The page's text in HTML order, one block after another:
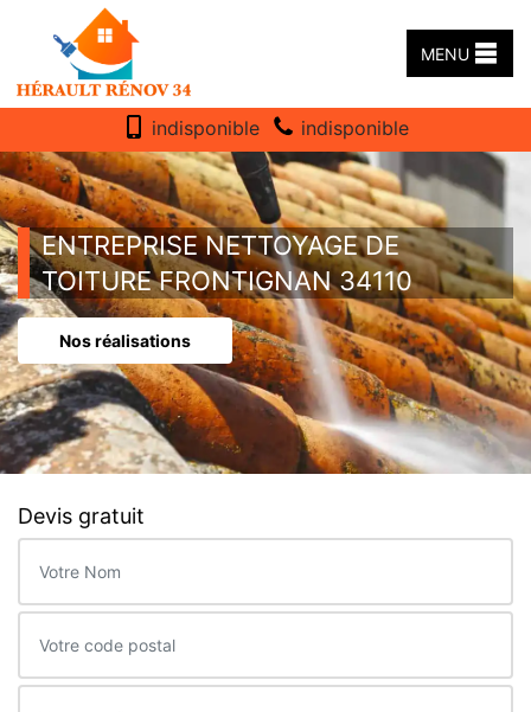
MENU
indisponible indisponible
ENTREPRISE NETTOYAGE DE
TOITURE FRONTIGNAN 34110
Nos réalisations
Devis gratuit